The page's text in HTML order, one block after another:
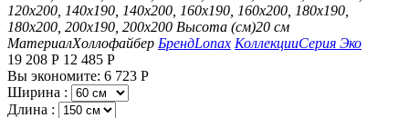
120х200, 140х190, 140х200, 160х190, 160х200, 180х190,
180х200, 200х190, 200х200 Высота (см)20 см
МатериалХоллофайбер БрендLonax КоллекцииСерия Эко
19 208 Р 12 485 Р
Вы экономите: 6 723 Р
Ширина :
Длина :